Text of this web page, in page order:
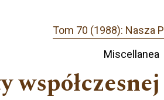
Tom 70 (1988): Nasza
Miscellanea